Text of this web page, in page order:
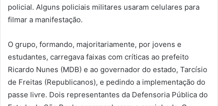
policial. Alguns policiais militares usaram celulares para
filmar a manifestação.
O grupo, formando, majoritariamente, por jovens e
estudantes, carregava faixas com críticas ao prefeito
Ricardo Nunes (MDB) e ao governador do estado, Tarcísio
de Freitas (Republicanos), e pedindo a implementação do
passe livre. Dois representantes da Defensoria Pública do